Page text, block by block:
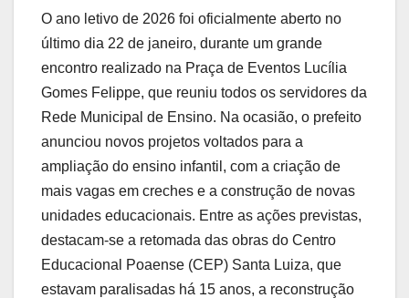
O ano letivo de 2026 foi oficialmente aberto no
último dia 22 de janeiro, durante um grande
encontro realizado na Praça de Eventos Lucília
Gomes Felippe, que reuniu todos os servidores da
Rede Municipal de Ensino. Na ocasião, o prefeito
anunciou novos projetos voltados para a
ampliação do ensino infantil, com a criação de
mais vagas em creches e a construção de novas
unidades educacionais. Entre as ações previstas,
destacam-se a retomada das obras do Centro
Educacional Poaense (CEP) Santa Luiza, que
estavam paralisadas há 15 anos, a reconstrução